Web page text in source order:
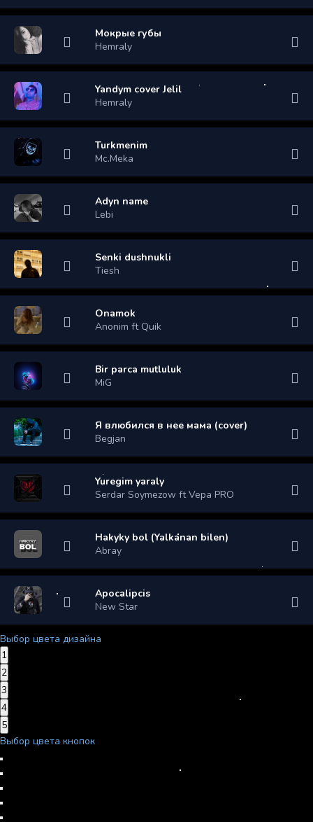
Мокрые губы
Hemraly
Yandym cover Jelil
Hemraly
Turkmenim
Mc.Meka
Adyn name
Lebi
Senki dushnukli
Tiesh
Onamok
Anonim ft Quik
Bir parca mutluluk
MiG
Я влюбился в нее мама (cover)
Begjan
Yuregim yaraly
Serdar Soymezow ft Vepa PRO
Hakyky bol (Yalkanan bilen)
Abray
Apocalipcis
New Star
Выбор цвета дизайна
1
2
3
4
5
Выбор цвета кнопок